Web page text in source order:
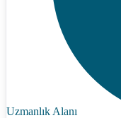
Uzmanlık Alanı